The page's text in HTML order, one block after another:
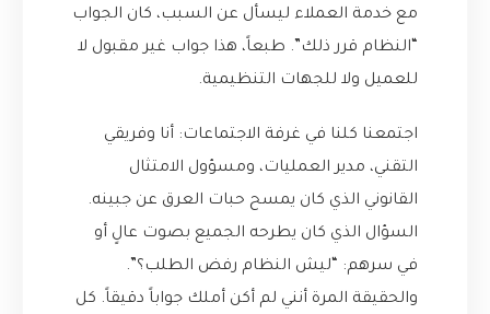
مع خدمة العملاء ليسأل عن السبب، كان الجواب
“النظام قرر ذلك”. طبعاً، هذا جواب غير مقبول لا
للعميل ولا للجهات التنظيمية.
اجتمعنا كلنا في غرفة الاجتماعات: أنا وفريقي
التقني، مدير العمليات، ومسؤول الامتثال
القانوني الذي كان يمسح حبات العرق عن جبينه.
السؤال الذي كان يطرحه الجميع بصوت عالٍ أو
في سرهم: “ليش النظام رفض الطلب؟”.
والحقيقة المرة أنني لم أكن أملك جواباً دقيقاً. كل